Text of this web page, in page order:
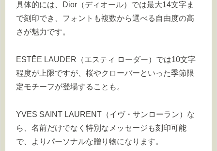
具体的には、Dior（ディオール）では最大14文字ま
で刻印でき、フォントも複数から選べる自由度の高
さが魅力です。
ESTĒE LAUDER（エスティ ローダー）では10文字
程度が上限ですが、桜やクローバーといった季節限
定モチーフが登場することも。
YVES SAINT LAURENT（イヴ・サンローラン）な
ら、名前だけでなく特別なメッセージも刻印可能
で、よりパーソナルな贈り物になります。